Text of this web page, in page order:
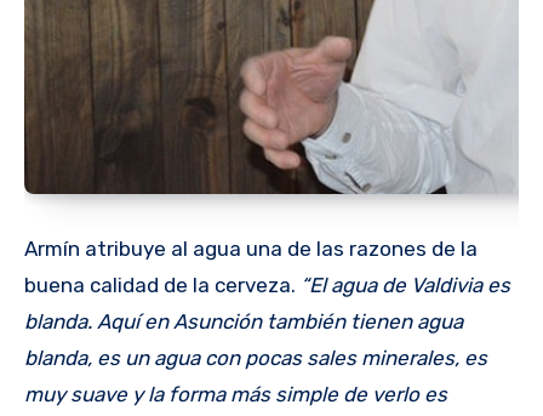
Armín atribuye al agua una de las razones de la
buena calidad de la cerveza. “El agua de Valdivia es
blanda. Aquí en Asunción también tienen agua
blanda, es un agua con pocas sales minerales, es
muy suave y la forma más simple de verlo es